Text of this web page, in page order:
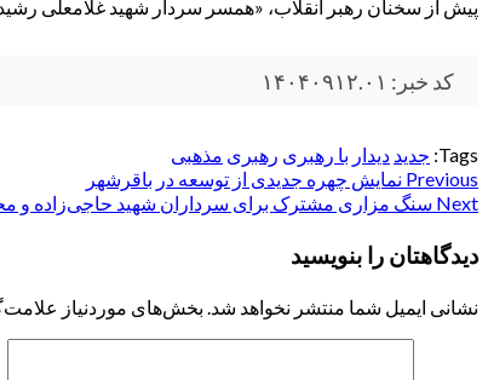
پیش از سخنان رهبر انقلاب، «همسر سردار شهید غلامعلی
کد خبر: ۱۴۰۴۰۹۱۲.۰۱
Tags: جدید دیدار با رهبری رهبری مذهبی
Post
navigation
Previous نمایش چهره جدیدی از توسعه در باقرشهر
Next سنگ مزاری مشترک برای سرداران شهید حاجی‌زاده و
دیدگاهتان را بنویسید
نشانی ایمیل شما منتشر نخواهد شد. بخش‌های موردنیاز